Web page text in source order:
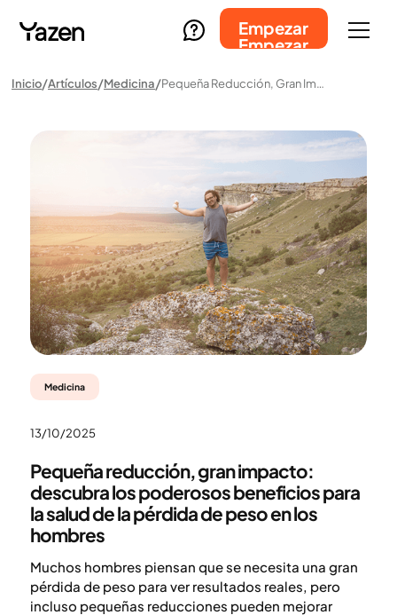
Empezar
Empezar
Inicio Artículos Medicina Pequeña Reducción, Gran Impacto: Descubra Los Poderosos Beneficios Para La Salud De La Pérdida De Peso En Los Hombres
Medicina
13/10/2025
Pequeña reducción, gran impacto:
descubra los poderosos beneficios para
la salud de la pérdida de peso en los
hombres
Muchos hombres piensan que se necesita una gran
pérdida de peso para ver resultados reales, pero
incluso pequeñas reducciones pueden mejorar